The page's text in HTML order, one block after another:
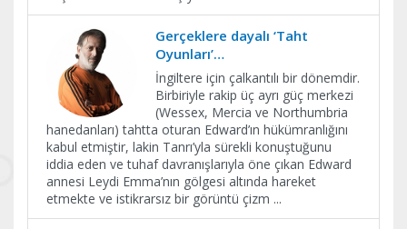
Gerçeklere dayalı ‘Taht
Oyunları’…
İngiltere için çalkantılı bir dönemdir.
Birbiriyle rakip üç ayrı güç merkezi
(Wessex, Mercia ve Northumbria
hanedanları) tahtta oturan Edward’ın hükümranlığını
kabul etmiştir, lakin Tanrı’yla sürekli konuştuğunu
iddia eden ve tuhaf davranışlarıyla öne çıkan Edward
annesi Leydi Emma’nın gölgesi altında hareket
etmekte ve istikrarsız bir görüntü çizm ...